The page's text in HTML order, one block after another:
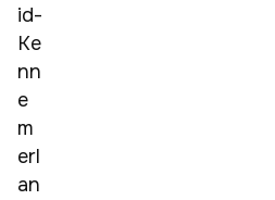
id-
Ke
nn
e
m
erl
an